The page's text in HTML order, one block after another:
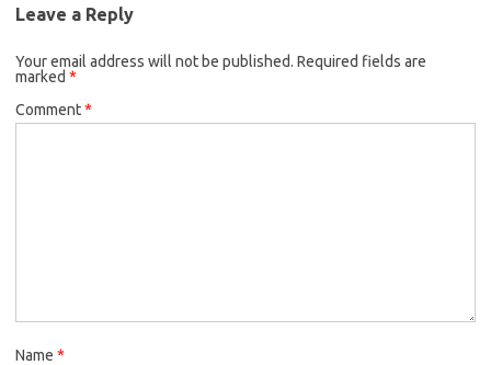
Leave a Reply
Your email address will not be published. Required fields are
marked *
Comment*
Name *